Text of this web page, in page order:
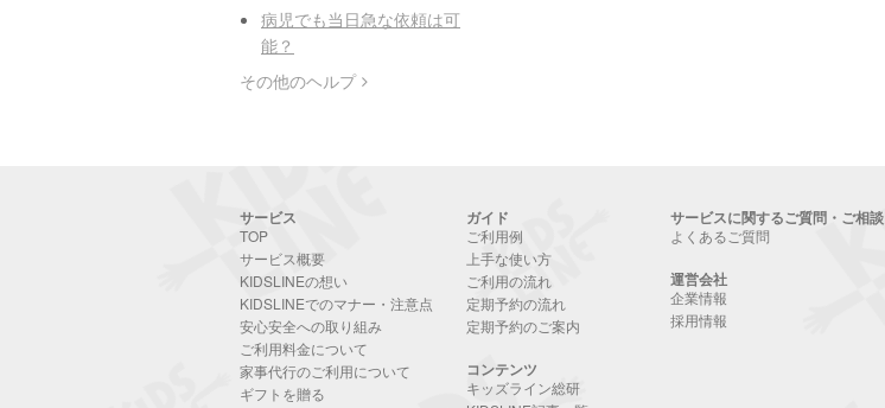
病児でも当日急な依頼は可
能？
その他のヘルプ
サービス
TOP
サービス概要
KIDSLINEの想い
KIDSLINEでのマナー・注意点
安心安全への取り組み
ご利用料金について
家事代行のご利用について
ギフトを贈る
ガイド
ご利用例
上手な使い方
ご利用の流れ
定期予約の流れ
定期予約のご案内
コンテンツ
キッズライン総研
サービスに関するご質問・ご相談
よくあるご質問
運営会社
企業情報
採用情報